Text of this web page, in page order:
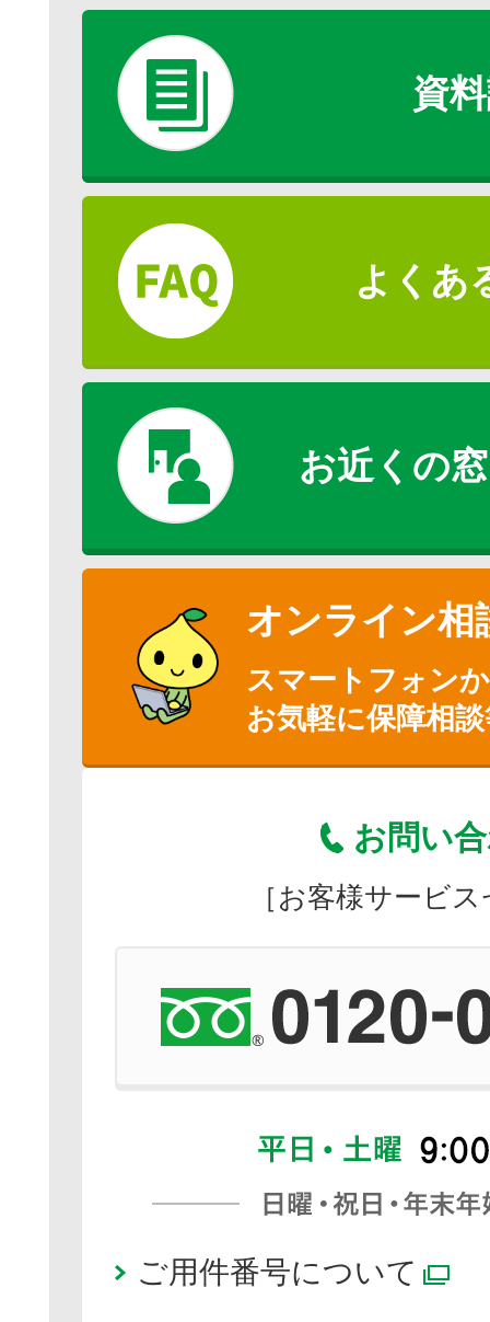
資
よくあ
お近くの
オンライン相
スマートフォン
お気軽に保障相
お問い
［お客様サービ
ご用件番号について